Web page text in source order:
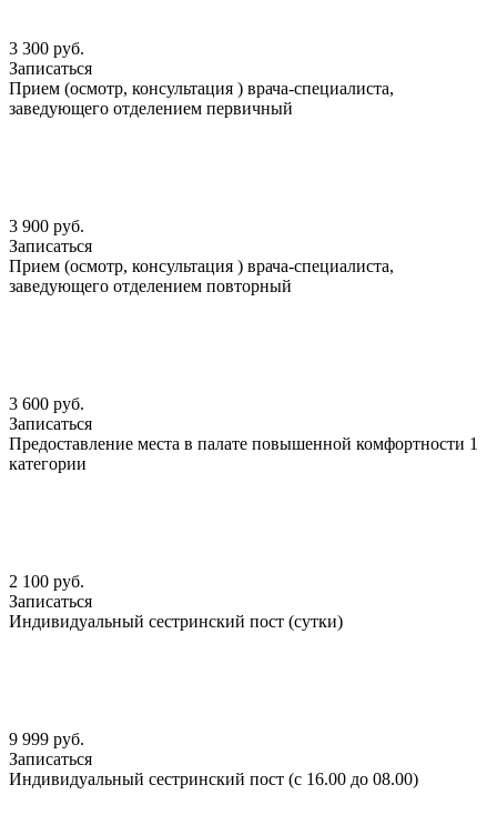
3 300 руб.
Записаться
Прием (осмотр, консультация ) врача-специалиста,
заведующего отделением первичный
3 900 руб.
Записаться
Прием (осмотр, консультация ) врача-специалиста,
заведующего отделением повторный
3 600 руб.
Записаться
Предоставление места в палате повышенной комфортности 1
категории
2 100 руб.
Записаться
Индивидуальный сестринский пост (сутки)
9 999 руб.
Записаться
Индивидуальный сестринский пост (с 16.00 до 08.00)